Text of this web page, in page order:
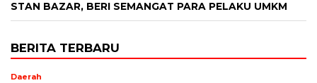
STAN BAZAR, BERI SEMANGAT PARA PELAKU UMKM
BERITA TERBARU
Daerah